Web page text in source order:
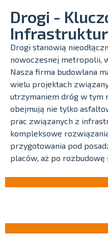
Drogi -
Drogi stanowią
nowoczesnej metropolii,
Nasza firma budowlana
wielu projektach
utrzymaniem dróg w tym
obejmują nie tylko
prac związanych z
kompleksowe
przygotowania pod
placów, aż po rozbudowę